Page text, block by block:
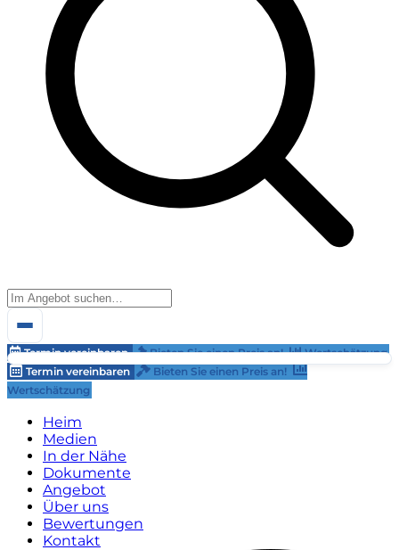
Termin vereinbaren Bieten Sie einen Preis an!
Wertschätzung
Termin vereinbaren
Bieten Sie einen Preis an!
Wertschätzung
Heim
Medien
In der Nähe
Dokumente
Angebot
Über uns
Bewertungen
Kontakt